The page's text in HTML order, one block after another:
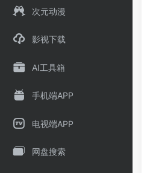
次元动漫
影视下载
AI工具箱
手机端APP
电视端APP
网盘搜索